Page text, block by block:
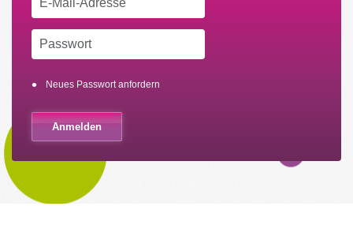
Neues Passwort anfordern